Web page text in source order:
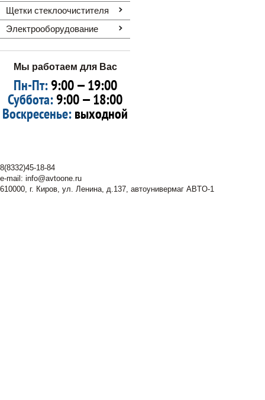
Щетки стеклоочистителя
Электрооборудование
Мы работаем для Вас
Пн-Пт:9:00 — 19:00
Суббота:9:00 — 18:00
Воскресенье:выходной
8(8332)45-18-84
e-mail: info@avtoone.ru
610000, г. Киров, ул. Ленина, д.137, автоунивермаг ABTO-1